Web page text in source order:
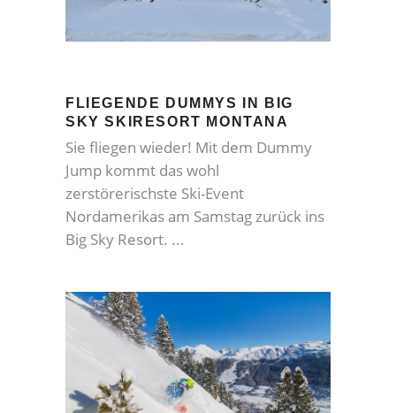
FLIEGENDE DUMMYS IN BIG
SKY SKIRESORT MONTANA
Sie fliegen wieder! Mit dem Dummy
Jump kommt das wohl
zerstörerischste Ski-Event
Nordamerikas am Samstag zurück ins
Big Sky Resort.